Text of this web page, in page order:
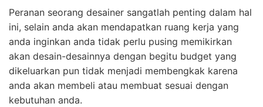
Peranan seorang desainer sangatlah penting dalam hal
ini, selain anda akan mendapatkan ruang kerja yang
anda inginkan anda tidak perlu pusing memikirkan
akan desain-desainnya dengan begitu budget yang
dikeluarkan pun tidak menjadi membengkak karena
anda akan membeli atau membuat sesuai dengan
kebutuhan anda.